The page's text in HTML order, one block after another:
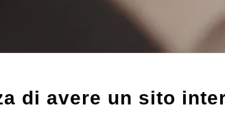
di avere un sito